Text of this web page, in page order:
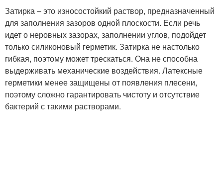
Затирка – это износостойкий раствор, предназначенный
для заполнения зазоров одной плоскости. Если речь
идет о неровных зазорах, заполнении углов, подойдет
только силиконовый герметик. Затирка не настолько
гибкая, поэтому может трескаться. Она не способна
выдерживать механические воздействия. Латексные
герметики менее защищены от появления плесени,
поэтому сложно гарантировать чистоту и отсутствие
бактерий с такими растворами.